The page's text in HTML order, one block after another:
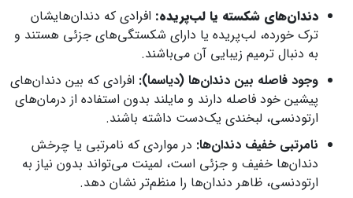
دندان‌های شکسته یا لب‌پریده: افرادی که دندان‌هایشان
ترک خورده، لب‌پریده یا دارای شکستگی‌های جزئی هستند و
به دنبال ترمیم زیبایی آن می‌باشند.
وجود فاصله بین دندان‌ها (دیاسما): افرادی که بین دندان‌های
پیشین خود فاصله دارند و مایلند بدون استفاده از درمان‌های
ارتودنسی، لبخندی یک‌دست داشته باشند.
نامرتبی خفیف دندان‌ها: در مواردی که نامرتبی یا چرخش
دندان‌ها خفیف و جزئی است، لمینت می‌تواند بدون نیاز به
ارتودنسی، ظاهر دندان‌ها را منظم‌تر نشان دهد.